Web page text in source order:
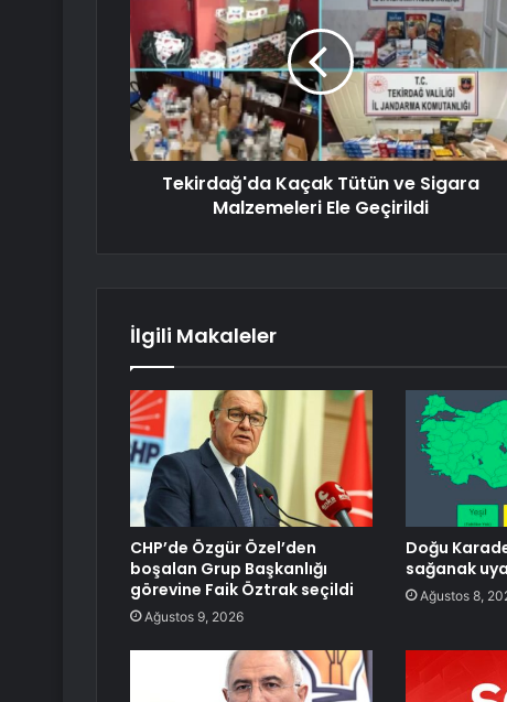
Tekirdağ'da Kaçak Tütün ve Sigara
Malzemeleri Ele Geçirildi
İlgili Makaleler
CHP’de Özgür Özel’den
boşalan Grup Başkanlığı
görevine Faik Öztrak seçildi
Ağustos 9, 2026
Doğu
sağanak
Ağustos 8,